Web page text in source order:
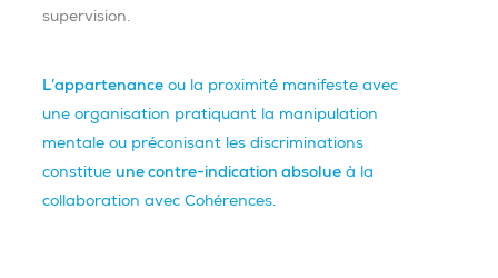
supervision.
L’appartenance ou la proximité manifeste avec
une organisation pratiquant la manipulation
mentale ou préconisant les discriminations
constitue une contre-indication absolue à la
collaboration avec Cohérences.